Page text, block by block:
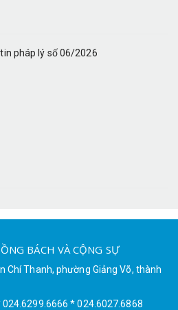
tin pháp lý số 06/2026
BÁCH VÀ CỘNG SỰ
Chí Thanh, phường Giảng Võ, thành
* 024.6027.6868